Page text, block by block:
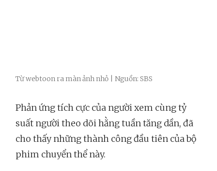
Từ webtoon ra màn ảnh nhỏ | Nguồn: SBS
Phản ứng tích cực của người xem cùng tỷ
suất người theo dõi hằng tuần tăng dần, đã
cho thấy những thành công đầu tiên của bộ
phim chuyển thể này.